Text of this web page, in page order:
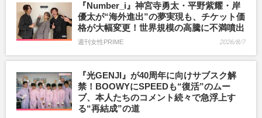
『Number_i』神宮寺勇太・平野紫耀・岸
優太が“海外進出”の夢実現も、チケット価
格が大幅変更！世界規模の高騰に不満噴出
週刊女性PRIME 2026/8/7
『光GENJI』が40周年に向けサブスク解
禁！BOOWYにSPEEDも“復活”のムー
ブ、本人たちのコメント続々で急浮上す
る“再結成”の道